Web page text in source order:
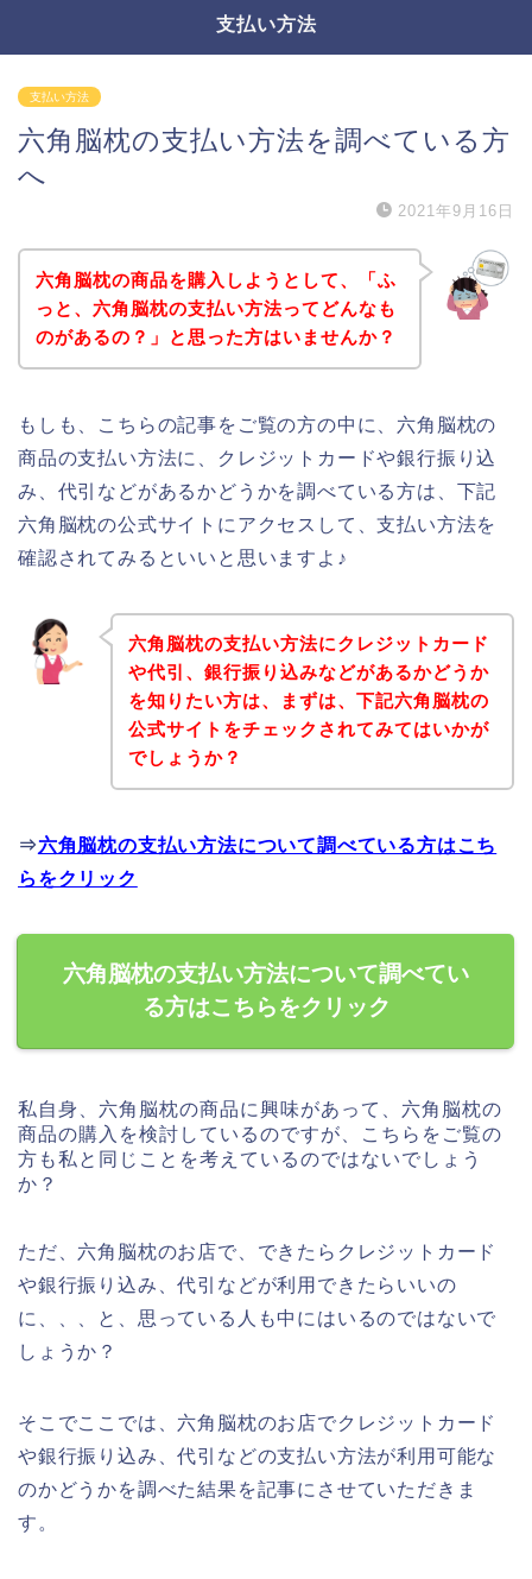
支払い方法
支払い方法
六角脳枕の支払い方法を調べている方
へ
2021年9月16日
六角脳枕の商品を購入しようとして、「ふ
っと、六角脳枕の支払い方法ってどんなも
のがあるの？」と思った方はいませんか？
もしも、こちらの記事をご覧の方の中に、六角脳枕の
商品の支払い方法に、クレジットカードや銀行振り込
み、代引などがあるかどうかを調べている方は、下記
六角脳枕の公式サイトにアクセスして、支払い方法を
確認されてみるといいと思いますよ♪
六角脳枕の支払い方法にクレジットカード
や代引、銀行振り込みなどがあるかどうか
を知りたい方は、まずは、下記六角脳枕の
公式サイトをチェックされてみてはいかが
でしょうか？
⇒六角脳枕の支払い方法について調べている方はこち
らをクリック
六角脳枕の支払い方法について調べてい
る方はこちらをクリック
私自身、六角脳枕の商品に興味があって、六角脳枕の
商品の購入を検討しているのですが、こちらをご覧の
方も私と同じことを考えているのではないでしょう
か？
ただ、六角脳枕のお店で、できたらクレジットカード
や銀行振り込み、代引などが利用できたらいいの
に、、、と、思っている人も中にはいるのではないで
しょうか？
そこでここでは、六角脳枕のお店でクレジットカード
や銀行振り込み、代引などの支払い方法が利用可能な
のかどうかを調べた結果を記事にさせていただきま
す。